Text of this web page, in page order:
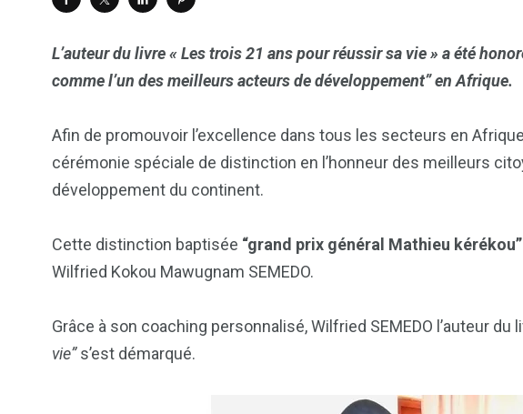
L’auteur du livre « Les trois 21 ans pour réussir sa vie » a été
comme l’un des meilleurs acteurs de développement” en Afrique.
Afin de promouvoir l’excellence dans tous les secteurs en
cérémonie spéciale de distinction en l’honneur des meilleurs
développement du continent.
Cette distinction baptisée “grand prix général Mathieu kérékou”
Wilfried Kokou Mawugnam SEMEDO.
Grâce à son coaching personnalisé, Wilfried SEMEDO l’auteur du
vie”s’est démarqué.